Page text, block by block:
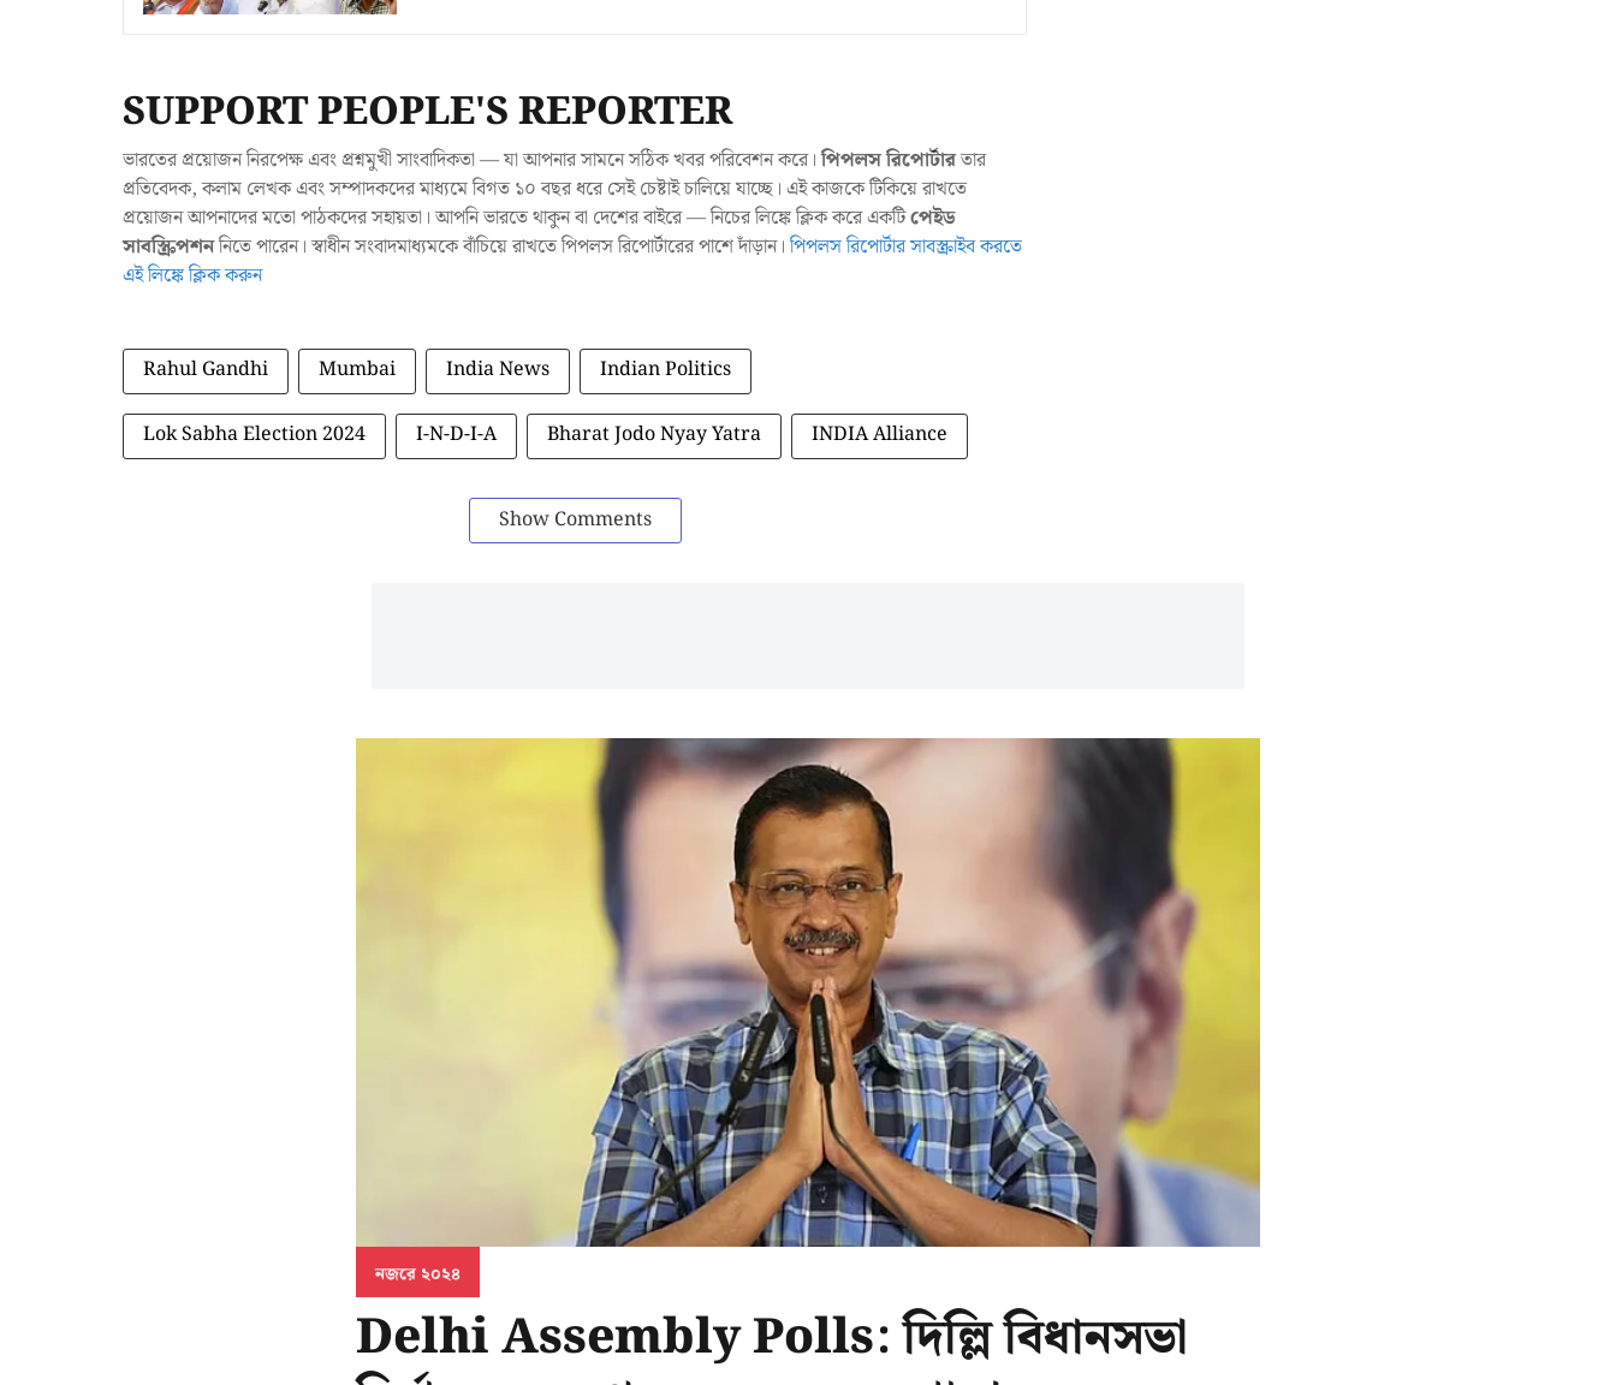
SUPPORT PEOPLE'S REPORTER
ভারতের প্রয়োজন নিরপেক্ষ এবং প্রশ্নমুখী সাংবাদিকতা — যা আপনার সামনে সঠিক খবর পরিবেশন করে।পিপলস রিপোর্টারতার
প্রতিবেদক, কলাম লেখক এবং সম্পাদকদের মাধ্যমে বিগত ১০ বছর ধরে সেই চেষ্টাই চালিয়ে যাচ্ছে। এই কাজকে টিকিয়ে রাখতে
প্রয়োজন আপনাদের মতো পাঠকদের সহায়তা। আপনি ভারতে থাকুন বা দেশের বাইরে — নিচের লিঙ্কে ক্লিক করে একটিপেইড
সাবস্ক্রিপশননিতে পারেন। স্বাধীন সংবাদমাধ্যমকে বাঁচিয়ে রাখতে পিপলস রিপোর্টারের পাশে দাঁড়ান।পিপলস রিপোর্টার সাবস্ক্রাইব করতে
এই লিঙ্কে ক্লিক করুন
Rahul Gandhi Mumbai India News Indian Politics
Lok Sabha Election 2024 I-N-D-I-A Bharat Jodo Nyay Yatra INDIA Alliance
Show Comments
নজরে ২০২৪
Delhi Assembly Polls: দিল্লি বিধানসভা